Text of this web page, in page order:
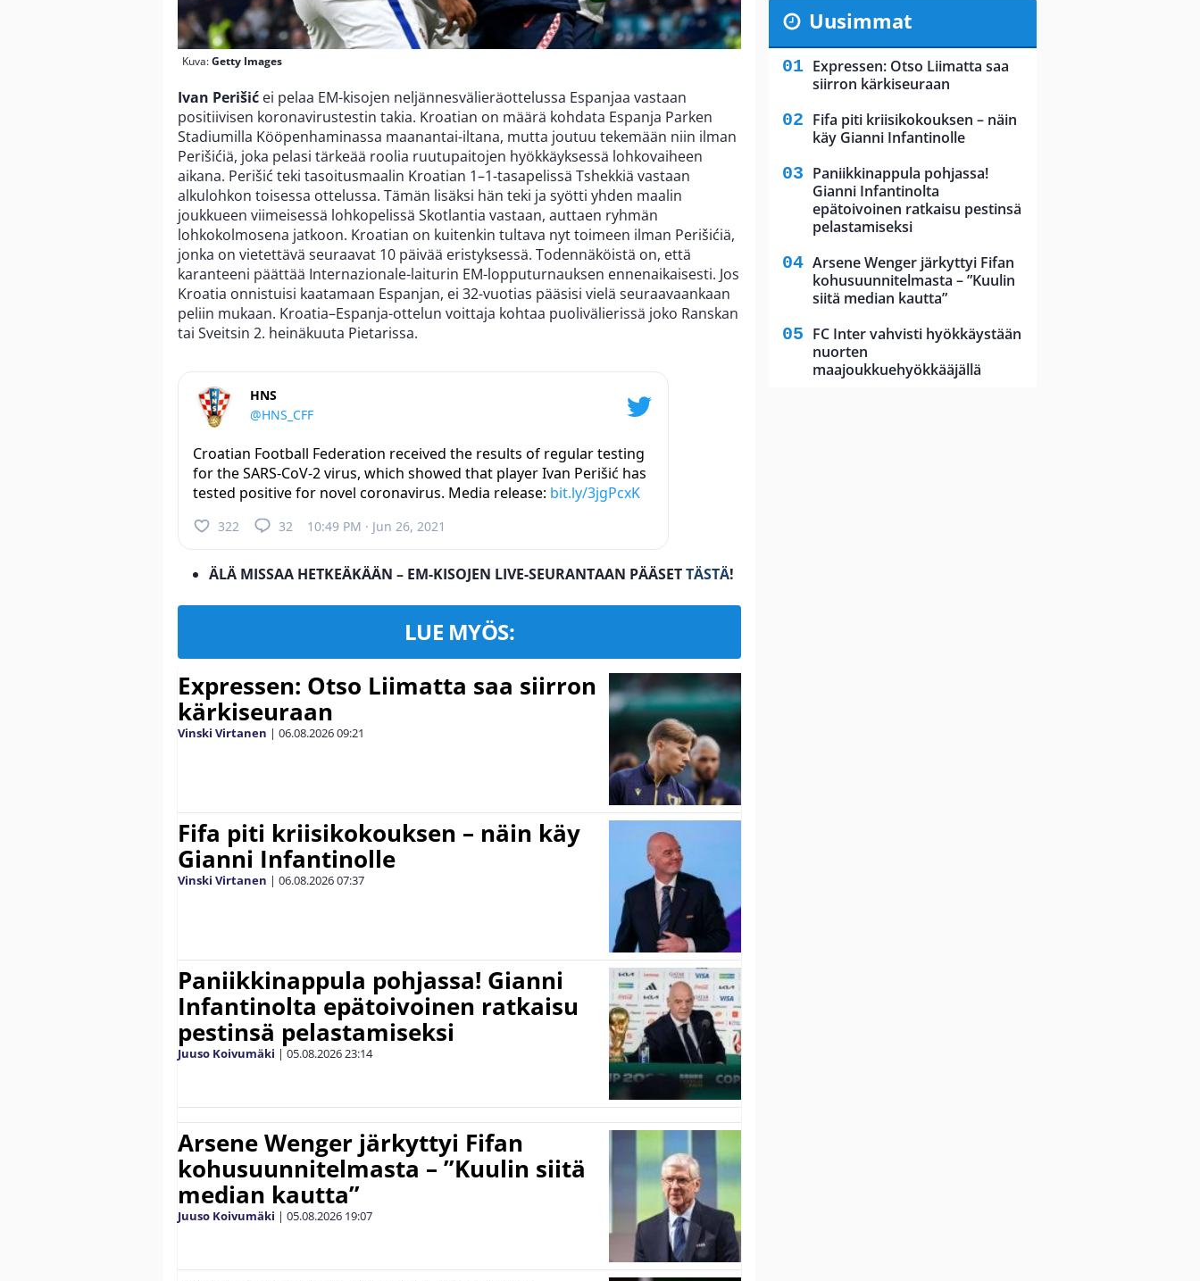
Kuva:Getty Images
Ivan Perišić ei pelaa EM-kisojen neljännesvälieräottelussa Espanjaa vastaan
positiivisen koronavirustestin takia. Kroatian on määrä kohdata Espanja Parken
Stadiumilla Kööpenhaminassa maanantai-iltana, mutta joutuu tekemään niin ilman
Perišićiä, joka pelasi tärkeää roolia ruutupaitojen hyökkäyksessä lohkovaiheen
aikana. Perišić teki tasoitusmaalin Kroatian 1–1-tasapelissä Tshekkiä vastaan
alkulohkon toisessa ottelussa. Tämän lisäksi hän teki ja syötti yhden maalin
joukkueen viimeisessä lohkopelissä Skotlantia vastaan, auttaen ryhmän
lohkokolmosena jatkoon. Kroatian on kuitenkin tultava nyt toimeen ilman Perišićiä,
jonka on vietettävä seuraavat 10 päivää eristyksessä. Todennäköistä on, että
karanteeni päättää Internazionale-laiturin EM-lopputurnauksen ennenaikaisesti. Jos
Kroatia onnistuisi kaatamaan Espanjan, ei 32-vuotias pääsisi vielä seuraavaankaan
peliin mukaan. Kroatia–Espanja-ottelun voittaja kohtaa puolivälierissä joko Ranskan
tai Sveitsin 2. heinäkuuta Pietarissa.
HNS
@HNS_CFF
Croatian Football Federation received the results of regular testing
for the SARS-CoV-2 virus, which showed that player Ivan Perišić has
tested positive for novel coronavirus. Media release: bit.ly/3jgPcxK
322 32 10:49 PM · Jun 26, 2021
ÄLÄ MISSAA HETKEÄKÄÄN – EM-KISOJEN LIVE-SEURANTAAN PÄÄSETTÄSTÄ!
LUE MYÖS:
Expressen: Otso Liimatta saa siirron
kärkiseuraan
Vinski Virtanen | 06.08.202609:21
Fifa piti kriisikokouksen – näin käy
Gianni Infantinolle
Vinski Virtanen | 06.08.202607:37
Paniikkinappula pohjassa! Gianni
Infantinolta epätoivoinen ratkaisu
pestinsä pelastamiseksi
Juuso Koivumäki | 05.08.202623:14
Arsene Wenger järkyttyi Fifan
kohusuunnitelmasta – ”Kuulin siitä
median kautta”
Juuso Koivumäki | 05.08.2026 19:07
Uusimmat
Expressen: Otso Liimatta saa
siirron kärkiseuraan
Fifa piti kriisikokouksen – näin
käy Gianni Infantinolle
Paniikkinappula pohjassa!
Gianni Infantinolta
epätoivoinen ratkaisu pestinsä
pelastamiseksi
Arsene Wenger järkyttyi Fifan
kohusuunnitelmasta – ”Kuulin
siitä median kautta”
FC Inter vahvisti hyökkäystään
nuorten
maajoukkuehyökkääjällä